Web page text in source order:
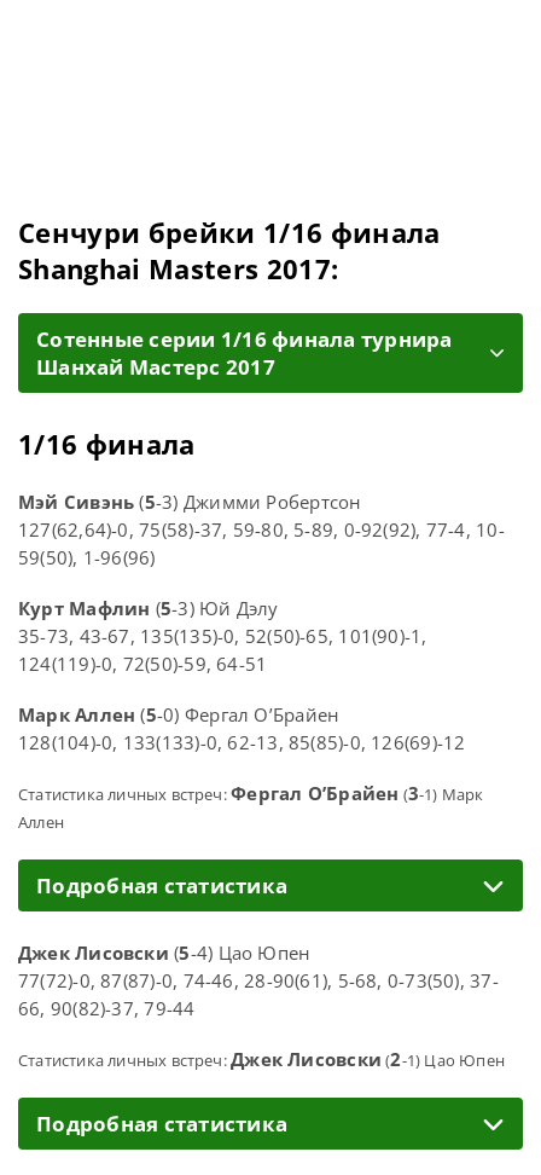
Сенчури брейки 1/16 финала
Shanghai Masters 2017:
Cотенные серии 1/16 финала турнира
Шанхай Мастерс 2017
1/16 финала
Мэй Сивэнь (5-3) Джимми Робертсон
127(62,64)-0, 75(58)-37, 59-80, 5-89, 0-92(92), 77-4, 10-
59(50), 1-96(96)
Курт Мафлин (5-3) Юй Дэлу
35-73, 43-67, 135(135)-0, 52(50)-65, 101(90)-1,
124(119)-0, 72(50)-59, 64-51
Марк Аллен (5-0) Фергал О’Брайен
128(104)-0, 133(133)-0, 62-13, 85(85)-0, 126(69)-12
Статистика личных встреч:Фергал О’Брайен (3-1) Марк
Аллен
Подробная статистика
Джек Лисовски (5-4) Цао Юпен
77(72)-0, 87(87)-0, 74-46, 28-90(61), 5-68, 0-73(50), 37-
66, 90(82)-37, 79-44
Статистика личных встреч:Джек Лисовски (2-1) Цао Юпен
Подробная статистика